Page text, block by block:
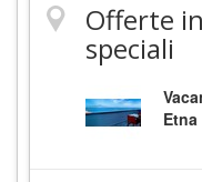
Offerte
speciali
Etna